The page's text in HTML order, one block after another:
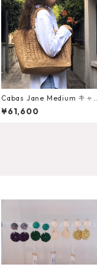
Cabas Jane Medium キャ
バ（トートバッグ）ジェー
ン ミディアムサイズ
¥61,600